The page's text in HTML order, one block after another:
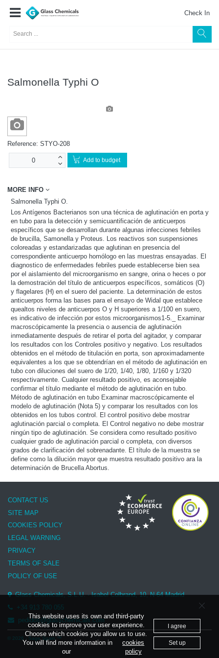
Check In
Salmonella Typhi O
Reference: STYO-208
Add to budget
MORE INFO
Salmonella Typhi O.
Los Antígenos Bacterianos son una técnica de aglutinación en porta y
en tubo para la detección y semicuantificación de anticuerpos
específicos que se desarrollan durante algunas infecciones febriles
de brucilla, Samonella y Proteus. Los reactivos son suspensiones
coloreadas y estandarizadas que aglutinan en presencia del
correspondiente anticuerpo homólogo en las muestras ensayadas. El
diagnostico de enfermedades febriles puede establecerse bien sea
por el aislamiento del microorganismo en sangre, orina o heces o por
la demostración del título de anticuerpos específicos, somáticos (O)
y flagelares (H) en el suero del paciente. La determinación de estos
anticuerpos forma las bases para el ensayo de Widal que establece
quealtos niveles de anticuerpos O y H superiores a 1/100 en suero,
es indicativo de infección por estos microorganismos1-5._ Examinar
macroscópicamente la presencia o ausencia de aglutinación
inmediatamente después de retirar el porta del agitador, y comparar
los resultados con los Controles positivo y negativo. Los resultados
obtenidos en el método de titulación en porta, son aproximadamente
equivalentes a los que se obtendrían en el método de aglutinación en
tubo con diluciones del suero de 1/20, 1/40, 1/80, 1/160 y 1/320
respectivamente. Cualquier resultado positivo, es aconsejable
confirmar el título mediante el método de aglutinación en tubo.
Método de aglutinación en tubo Examinar macroscópicamente el
modelo de aglutinación (Nota 5) y comparar los resultados con los
obtenidos en los tubos control. El control positivo debe mostrar
aglutinación parcial o completa. El Control negativo no debe mostrar
ningún tipo de aglutinación. Se considera como resultado positivo
cualquier grado de aglutinación parcial o completa, con diversos
grados de clarificación del sobrenadante. El título de la muestra se
define como la dilución mayor que muestra resultado positivo ara la
determinación de Brucella Abortus.
CONTACT US
SITE MAP
COOKIES POLICY
LEGAL WARNING
PRIVACY
TERMS OF SALE
POLICY OF USE
Glass Chemicals, S.L.U. - Isabel Colbrand, 10, N-64 Madrid
+34 913 780 055
pedidos@glasschemicals.com
© 2026 - Sage Spain ™
This website uses its own and third-party
cookies to improve your user experience.
Choose which cookies you allow us to use.
You will find more information in
our
cookies
policy
I agree
Set up